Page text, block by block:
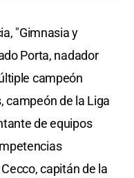
"Gimnasia y
Porta, nadador
campeón
campeón de la Liga
de equipos
capitán de la